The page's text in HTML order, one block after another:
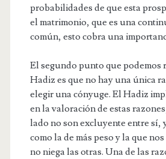
probabilidades de que esta
el matrimonio, que es una
común, esto cobra una
El segundo punto que podemos
Hadiz es que no hay una única
elegir una cónyuge. El Hadiz
en la valoración de estas
lado no son excluyente entre sí,
como la de más peso y la que
no niega las otras. Una de las